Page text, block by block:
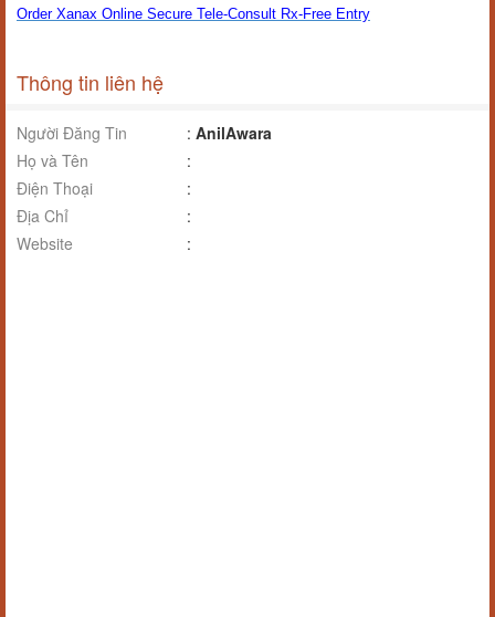
Order Xanax Online Secure Tele-Consult Rx-Free Entry
Thông tin liên hệ
Người Đăng Tin : AnilAwara
Họ và Tên
:
Điện Thoại
:
Địa Chỉ
:
Website
: